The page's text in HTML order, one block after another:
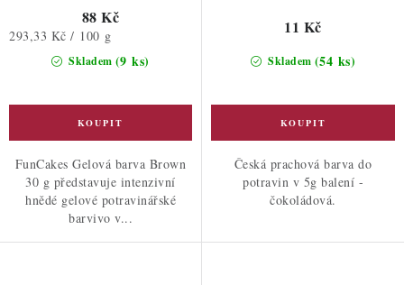
Skladem (9 ks)
88 Kč
Měrná
293,33 Kč / 100 g
FunCakes Gelová barva Brown
30 g představuje intenzivní
hnědé gelové potravinářské
barvivo v...
Skladem (54 ks)
11 Kč
Česká prachová barva do
potravin v 5g balení -
čokoládová.